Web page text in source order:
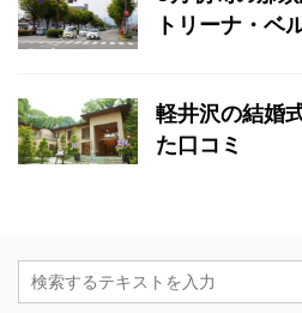
トリーナ・ベ
軽井沢の結婚
た口コミ